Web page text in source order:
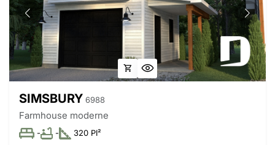
SIMSBURY 6988
Farmhouse moderne
- - 320 PI²